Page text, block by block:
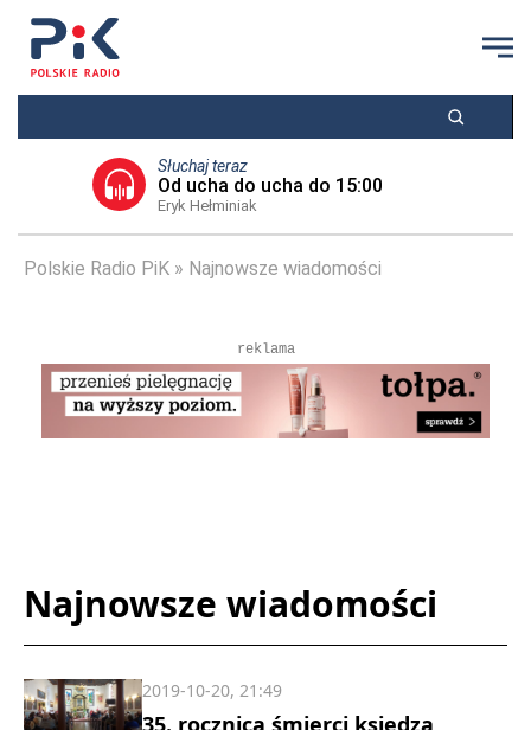
Słuchaj teraz
Od ucha do ucha do 15:00
Eryk Hełminiak
Polskie Radio PiK Najnowsze wiadomości
reklama
Najnowsze wiadomości
35. rocznica śmierci księdza
2019-10-20, 21:49